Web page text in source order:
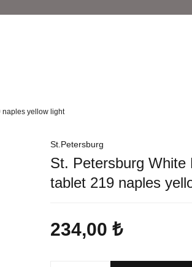
naples yellow light
St.Petersburg
St. Petersburg White
tablet 219 naples
234,00 ₺